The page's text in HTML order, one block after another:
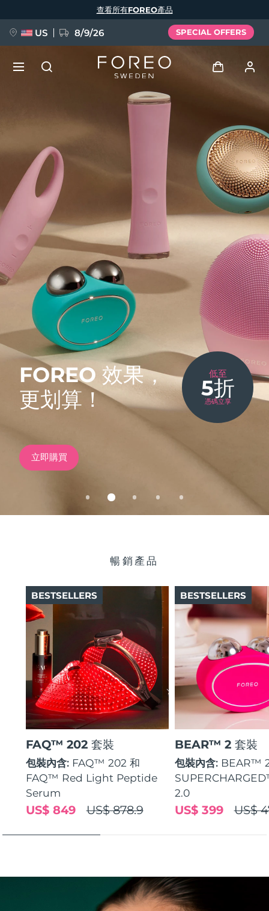
US$ 99.9
提亮10個色階
新品
issa ™Teeth Whitening Set
查看詳情
低至
5折
憑碼立享
FOREO 效果，
更划算！
立即購買
美容偶像，
臻於完美。
FDA-CLEARED
FAQ™202 plus
查看詳情
凝鍊日光能量
新品
FAQ™502
查看詳情
無創提拉
BEARTM 2
發現更多
暢銷產品
BESTSELLERS
FAQ™ 202 套裝
包裝內含: FAQ™ 202 和
FAQ™ Red Light Peptide
Serum
US$ 878.9
US$ 849
BESTSELLERS
BEAR™ 2 套裝
包裝內含: BEAR™
2.0
US$
US$ 399
查看所有FOREO產品
US 8/9/26 SPECIAL OFFERS
用戶信息
我的設備
我的訂單
我的地址
我的訂閱
FAQ™ Pure Beauty-Tech Elixir
issa™ Teeth Whitening Set
FAQ™ Dual LED Panel
熱門產品
面部清潔
LUNA™ 4 套裝
Anti-aging massage
LUNA™ 4 Plus
Massage, LED heating
LUNA™ 4 Men
For men, anti-aging massage
LUNA™ 4 mini
LUNA™ 4 go
For travel or gym bag
緊致提拉
BEAR™ 2 套裝
Microcurrent toning
BEAR™ 2 go
Microcurrent toning on-the-go
BEAR™ 2 eyes & lips
Microcurrent line smoothing device
面部提拉護理
BEAR™ 設備
All premium facelift devices
補水保濕
UFO™ 3 套裝
Deep facial hydration
UFO™ 3 LED
Near-infrared and red light therapy
UFO™ 3 go
Portable red light therapy
口腔護理
issa™ 4
Hybrid silicone sonic toothbrush
issa™ 4 plus
Smart hybrid silicone sonic toothbrush
issa™ 4 baby
For ages 0-3
FAQ™ 抗老護理
抗老
FAQ™ 101
Advanced clinical anti-aging
LED 護理
FAQ™ 201
LED mask
FAQ™ 301
LED hair strengthening scalp massager
FAQ™ 501
Full-Spectrum Red Light Therapy
English Deutsch
Español
Français
Português
Svenska
Русский
Türkçe
简体中文
發貨國家
美國 預計送達日期09/08/2026
08/08/2026
西班牙 預計送達日期 08/08/2026
澳洲 預計送達日期11/08/2026
預計送達日期08/08/2026
德國
預計送達日期
巴林 預計送達日期09/08/2026
比利時 預計送達日期08/08/2026
百慕達 預計送達日期14/08/2026
波士尼亞與赫塞哥維納 預計送達日期 11/08/2026
汶萊 預計送達日期13/08/2026
保加利亞 預計送達日期08/08/2026
加拿大 預計送達日期 12/08/2026
智利 預計送達日期12/08/2026
中國 預計送達日期08/08/2026
預計送達日期